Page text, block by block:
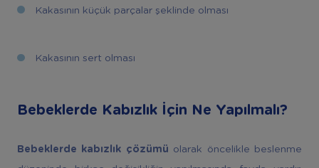
Kakasının küçük parçalar şeklinde olması
Kakasının sert olması
Bebeklerde Kabızlık İçin Ne Yapılmalı?
Bebeklerde kabızlık çözümü olarak öncelikle beslenme